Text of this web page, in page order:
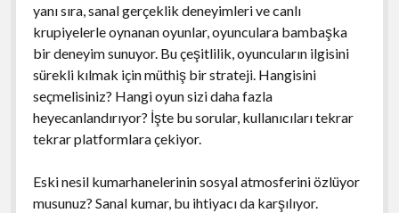
yanı sıra, sanal gerçeklik deneyimleri ve canlı
krupiyelerle oynanan oyunlar, oyunculara bambaşka
bir deneyim sunuyor. Bu çeşitlilik, oyuncuların ilgisini
sürekli kılmak için müthiş bir strateji. Hangisini
seçmelisiniz? Hangi oyun sizi daha fazla
heyecanlandırıyor? İşte bu sorular, kullanıcıları tekrar
tekrar platformlara çekiyor.
Eski nesil kumarhanelerinin sosyal atmosferini özlüyor
musunuz? Sanal kumar, bu ihtiyacı da karşılıyor.